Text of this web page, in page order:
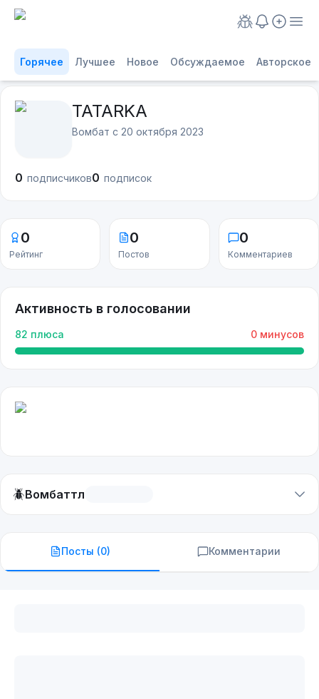
Горячее Лучшее Новое Обсуждаемое Авторское
TATARKA
Вомбат с 20 октября 2023
0 подписчиков0 подписок
0
Рейтинг
0
Постов
0
Комментариев
Активность в голосовании
82 плюса 0 минусов
🪲Вомбаттл
Посты (0) Комментарии